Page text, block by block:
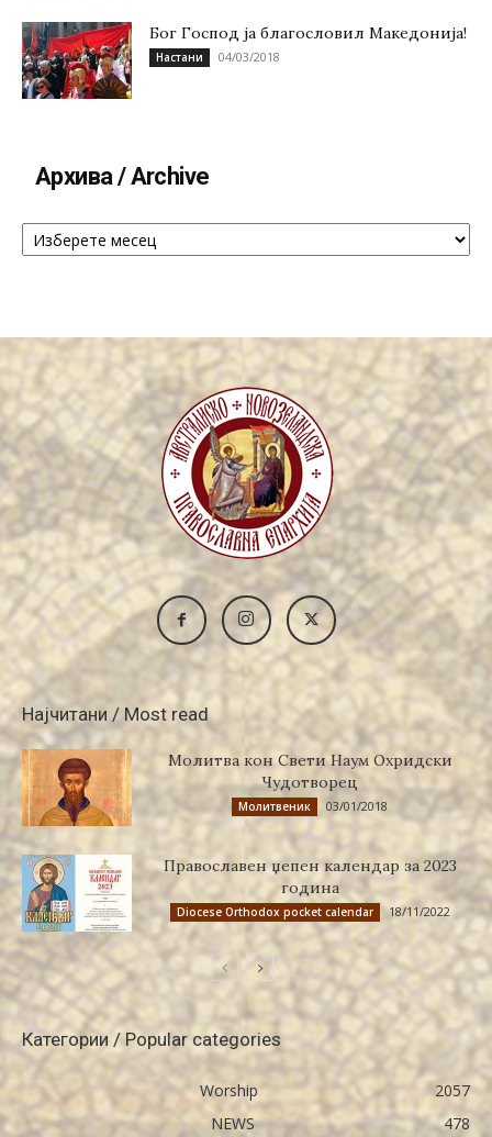
Бог Господ ја благословил Македонија!
Настани 04/03/2018
Архива / Archive
Архива
Најчитани / Most read
Молитва кон Свети Наум Охридски
Чудотворец
Молитвеник 03/01/2018
Православен џепен календар за 2023
година
Diocese Orthodox pocket calendar 18/11/2022
Категории / Popular categories
Worship
2057
NEWS
478